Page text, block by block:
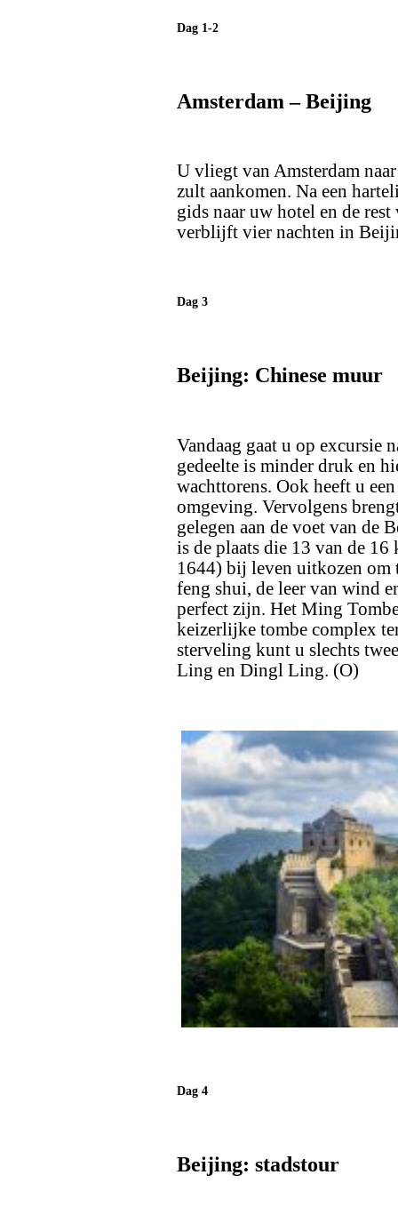
Dag 1-2
Amsterdam – Beijing
U vliegt van Amsterdam
zult aankomen. Na een
gids naar uw hotel en de
verblijft vier nachten in
Dag 3
Beijing: Chinese muur
Vandaag gaat u op excursie
gedeelte is minder druk en
wachttorens. Ook heeft u
omgeving. Vervolgens
gelegen aan de voet van de
is de plaats die 13 van de
1644) bij leven uitkozen om
feng shui, de leer van wind
perfect zijn. Het Ming
keizerlijke tombe complex
sterveling kunt u slechts
Ling en Dingl Ling. (O)
Dag 4
Beijing: stadstour